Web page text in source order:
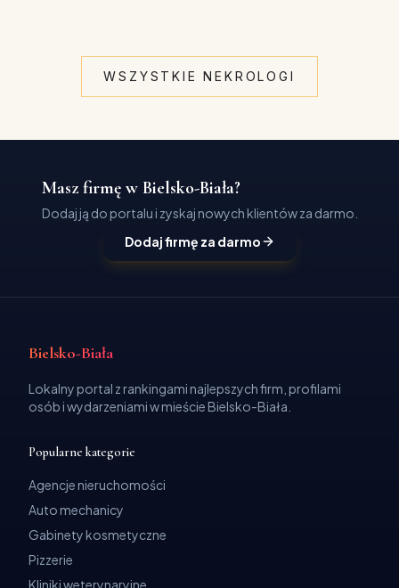
WSZYSTKIE NEKROLOGI
Masz firmę w Bielsko-Biała?
Dodaj ją do portalu i zyskaj nowych klientów za darmo.
Dodaj firmę za darmo
Bielsko-Biała
Lokalny portal z rankingami najlepszych firm, profilami
osób i wydarzeniami w mieście Bielsko-Biała.
Popularne kategorie
Agencje nieruchomości
Auto mechanicy
Gabinety kosmetyczne
Pizzerie
Kliniki weterynaryjne